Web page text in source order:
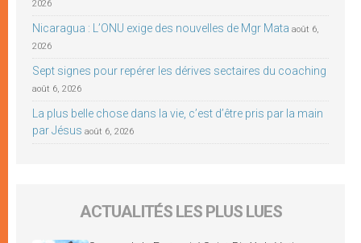
2026
Nicaragua : L’ONU exige des nouvelles de Mgr Mata août 6,
2026
Sept signes pour repérer les dérives sectaires du coaching
août 6, 2026
La plus belle chose dans la vie, c’est d’être pris par la main
par Jésus août 6, 2026
ACTUALITÉS LES PLUS LUES